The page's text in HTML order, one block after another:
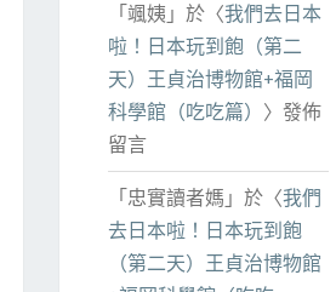
「 颯姨 」於〈我們去日本
啦！日本玩到飽（第二
天）王貞治博物館+福岡
科學館（吃吃篇） 〉發佈
留言
「 忠實讀者媽 」於〈我們
去日本啦！日本玩到飽
（第二天）王貞治博物館